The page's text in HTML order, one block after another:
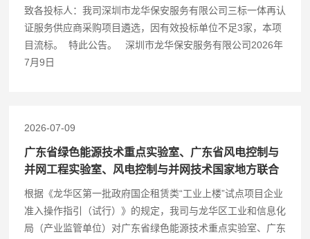
致各投标人：我司深圳市龙华保安服务有限公司三标一体再认
证服务供应商采购项目遴选，因有效投标单位不足3家，本项
目流标。 特此公告。 深圳市龙华保安服务有限公司2026年
7月9日
2026-07-09
广东省绿色能源技术重点实验室、广东省风电控制与
并网工程实验室、风电控制与并网技术国家地方联合
工程实验室入驻龙华数字智造中心 （建泰项目）的公
示
根据《龙华区第一批政府国企租赁类“工业上楼”试点项目企业
准入操作指引（试行）》的规定，我司与龙华区工业和信息化
局（产业监管单位）对广东省绿色能源技术重点实验室、广东